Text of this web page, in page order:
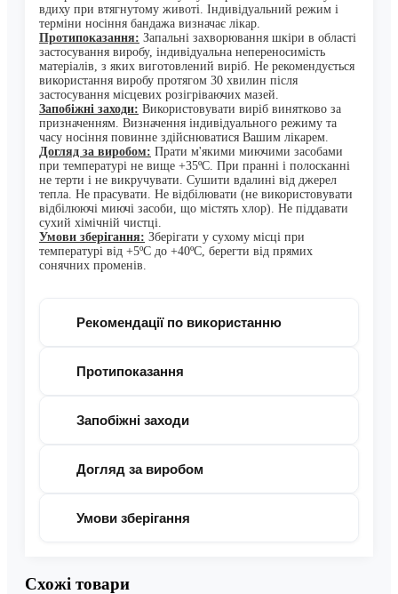
вдиху при втягнутому животі. Індивідуальний режим і
терміни носіння бандажа визначає лікар.
Протипоказання: Запальні захворювання шкіри в області
застосування виробу, індивідуальна непереносимість
матеріалів, з яких виготовлений виріб. Не рекомендується
використання виробу протягом 30 хвилин після
застосування місцевих розігріваючих мазей.
Запобіжні заходи: Використовувати виріб винятково за
призначенням. Визначення індивідуального режиму та
часу носіння повинне здійснюватися Вашим лікарем.
Догляд за виробом: Прати м'якими миючими засобами
при температурі не вище +35ºС. При пранні і полосканні
не терти і не викручувати. Сушити вдалині від джерел
тепла. Не прасувати. Не відбілювати (не використовувати
відбілюючі миючі засоби, що містять хлор). Не піддавати
сухий хімічній чистці.
Умови зберігання: Зберігати у сухому місці при
температурі від +5ºС до +40ºС, берегти від прямих
сонячних променів.
Рекомендації по використанню
Протипоказання
Запобіжні заходи
Догляд за виробом
Умови зберігання
Схожі товари